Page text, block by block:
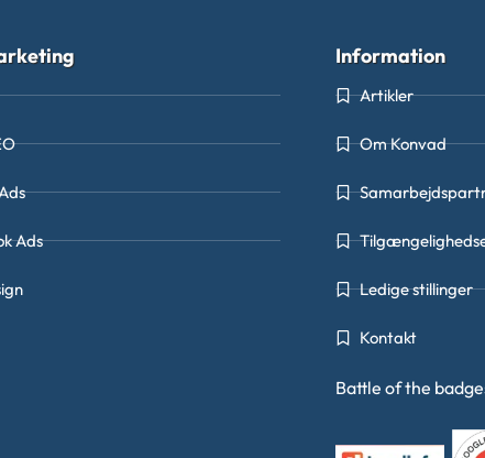
Ads
Information
Artikler
Om Konvad
Ledige stillinger
Kontakt
Battle of the